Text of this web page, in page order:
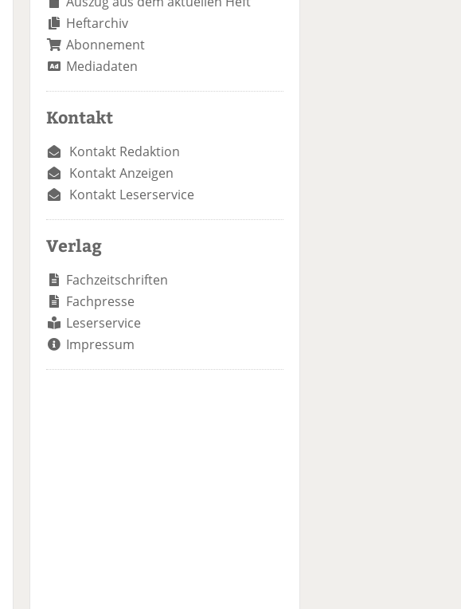
Heftarchiv
Abonnement
Mediadaten
Kontakt
Kontakt Redaktion
Kontakt Anzeigen
Kontakt Leserservice
Verlag
Fachzeitschriften
Fachpresse
Leserservice
Impressum